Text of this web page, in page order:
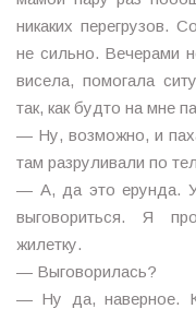
никаких перегрузов.
не сильно. Вечерами
висела, помогала
так, как будто на мне
— Ну, возможно, и
там разруливали по
— А, да это ерунда.
выговориться. Я
жилетку.
— Выговорилась?
— Ну да, наверное.